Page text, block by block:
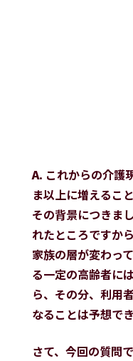
A. これからの介護
ま以上に増えるこ
その背景につきま
れたところですか
家族の層が変わっ
る一定の高齢者に
ら、その分、利用
なることは予想でき
さて、今回の質問